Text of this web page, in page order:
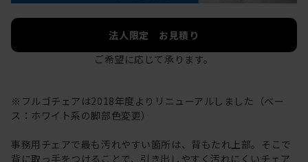
法人限定 お見積り
ご希望に応じて承ります。
※フルゴチェアは2018年度よりリニューアルしました（ベー
ス：ホワイト系の脚部色変更）
事務用チェアで最も汚れやすい箇所は、背もたれ上部。そこで
背に取っ手をつけることで、引き出しやすく汚れにくいチェア